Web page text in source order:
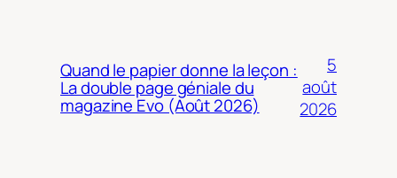
Quand le papier donne la leçon :
La double page géniale du
magazine Evo (Août 2026)
5
août
2026